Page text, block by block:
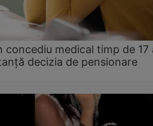
medical timp de 17
decizia de pensionare